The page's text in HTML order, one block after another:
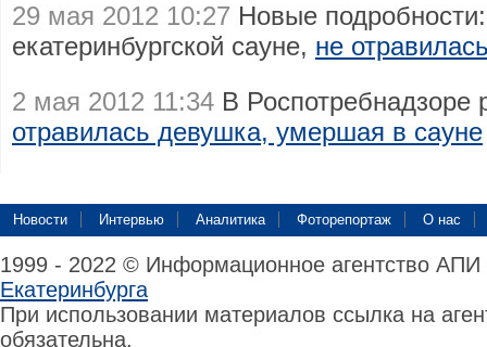
29 мая 2012 10:27 Новые
екатеринбургской сауне, не
2 мая 2012 11:34 В Роспотребнадзоре
отравилась девушка, умершая в сауне
Новости Интервью Аналитика Фоторепортаж О нас
1999 - 2022 © Информационное агентство
Екатеринбурга
При использовании материалов ссылка на
обязательна.